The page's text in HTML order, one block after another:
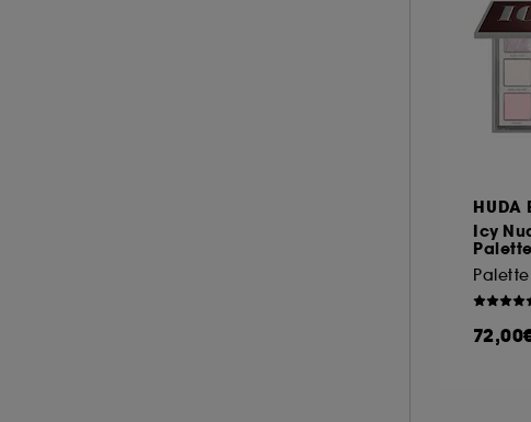
HUDA
Icy
Palette
A l'exception des cookies techniques, le dépôt
le dépôt de ces cookies grâce au bouton
informations de navigation collectées par ces